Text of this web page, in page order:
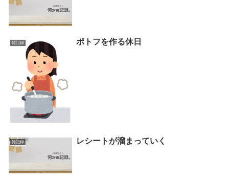
雑記録 ポトフを作る休日
雑記録 レシートが溜まっていく